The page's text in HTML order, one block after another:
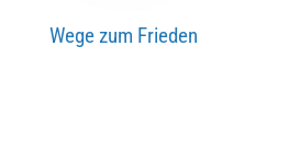
Wege zum Frieden